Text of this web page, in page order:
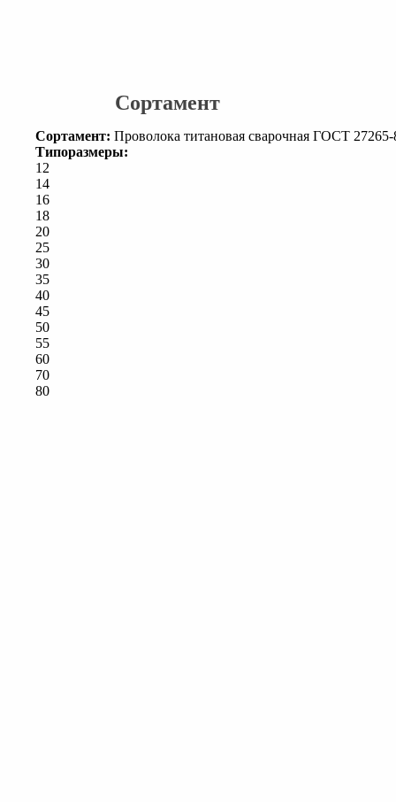
Сортамент
Сортамент: Проволока титановая сварочная ГОСТ 27265-
Типоразмеры:
12
14
16
18
20
25
30
35
40
45
50
55
60
70
80